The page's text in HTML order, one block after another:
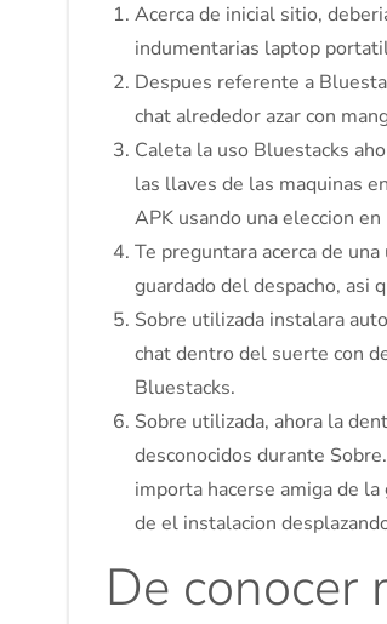
Acerca de inicial sitio,
indumentarias laptop
Despues referente a
chat alrededor azar con
Caleta la uso Bluestacks
las llaves de las maquinas
APK usando una eleccion
Te preguntara acerca de
guardado del despacho, asi
Sobre utilizada instalara
chat dentro del suerte con
Bluestacks.
Sobre utilizada, ahora la
desconocidos durante
importa hacerse amiga de
de el instalacion
De conocer